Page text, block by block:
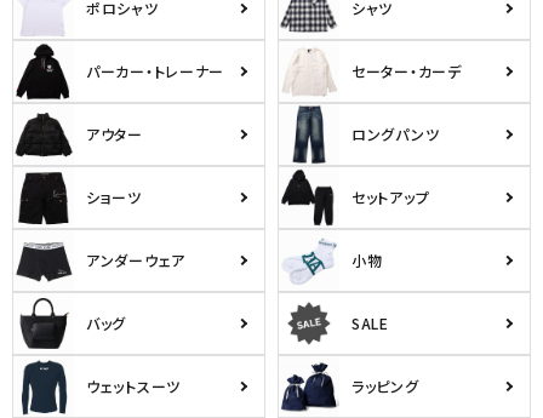
ポロシャツ シャツ
パーカー・トレーナー セーター・カーデ
アウター ロングパンツ
ショーツ セットアップ
アンダーウェア 小物
バッグ SALE
ウェットスーツ ラッピング